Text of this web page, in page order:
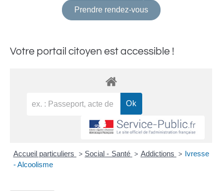
Prendre rendez-vous
Votre portail citoyen est accessible !
Accueil particuliers > Social - Santé > Addictions > Ivresse
- Alcoolisme